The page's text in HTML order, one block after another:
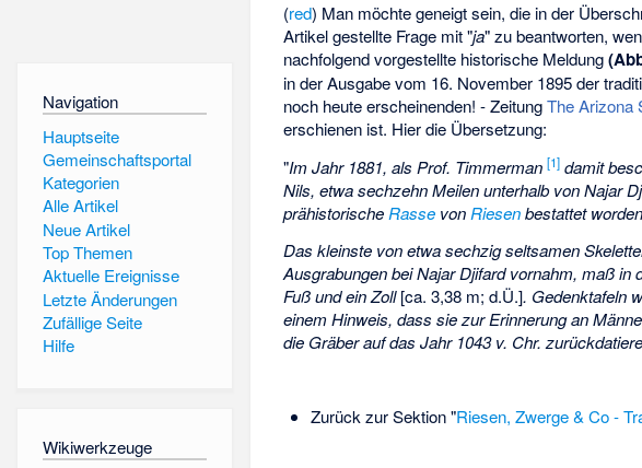
Navigation
Hauptseite
Gemeinschaftsportal
Kategorien
Alle Artikel
Neue Artikel
Top Themen
Aktuelle Ereignisse
Letzte Änderungen
Zufällige Seite
Hilfe
Wikiwerkzeuge
(red) Man möchte geneigt sein, die in der
Artikel gestellte Frage mit "ja" zu beantworten,
nachfolgend vorgestellte historische Meldung
in der Ausgabe vom 16. November 1895 der
noch heute erscheinenden! - ZeitungThe Arizona
erschienen ist. Hier die Übersetzung:
"Im Jahr 1881, als Prof. Timmerman [1] damit
Nils, etwa sechzehn Meilen unterhalb von Najar
prähistorische Rasse von Riesenbestattet
Das kleinste von etwa sechzig seltsamen
Ausgrabungen bei Najar Djifard vornahm, maß in
Fuß und ein Zoll[ca. 3,38 m; d.Ü.]. Gedenktafeln
einem Hinweis, dass sie zur Erinnerung an
die Gräber auf das Jahr 1043 v. Chr.
Zurück zur Sektion "Riesen, Zwerge & Co -